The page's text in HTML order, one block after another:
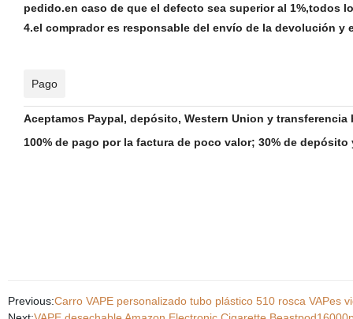
pedido.en caso de que el defecto sea superior al 1%,todos
4.el comprador es responsable del envío de la devolución
Pago
Aceptamos Paypal, depósito, Western Union y
100% de pago por la factura de poco valor; 30% de
Previous:Carro VAPE personalizado tubo plástico 510 rosca VAPes